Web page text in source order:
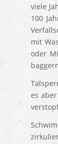
viele
100
mit
oder
es